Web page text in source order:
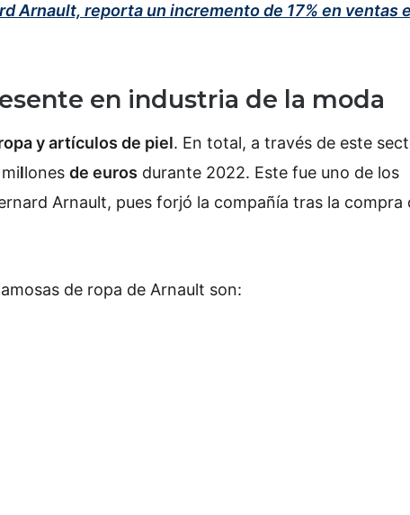
Arnault, reporta un incremento de 17% en ventas
en industria de la moda
y artículos de piel. En total, a través de este
millones de euros durante 2022. Este fue uno de los
Arnault, pues forjó la compañía tras la compra
de ropa de Arnault son: